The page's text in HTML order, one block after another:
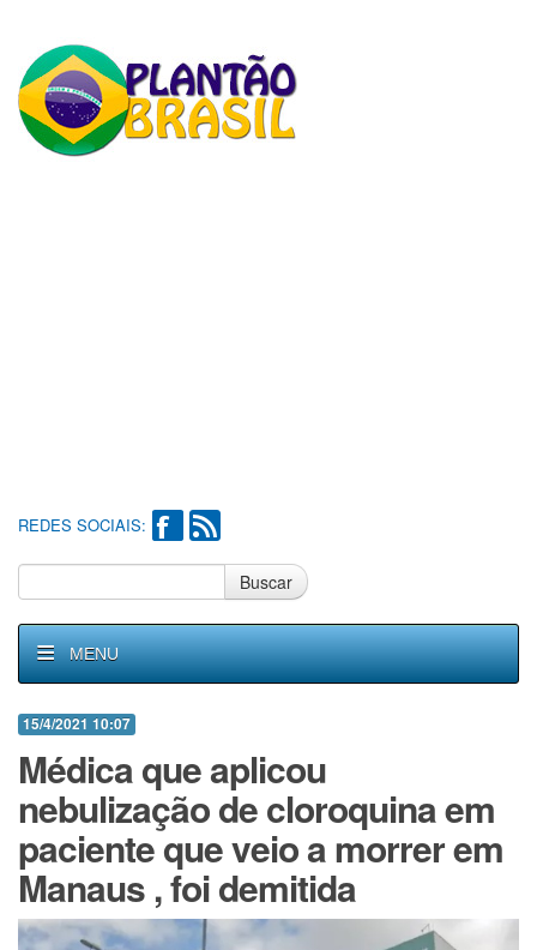
REDES SOCIAIS:
Buscar
MENU
15/4/2021 10:07
Médica que aplicou
nebulização de cloroquina em
paciente que veio a morrer em
Manaus , foi demitida